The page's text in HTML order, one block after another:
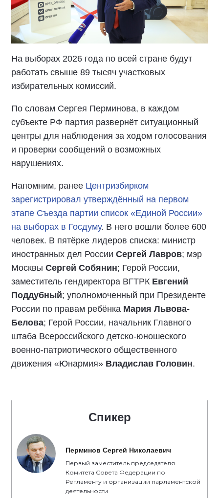
На выборах 2026 года по всей стране будут
работать свыше 89 тысяч участковых
избирательных комиссий.
По словам Сергея Перминова, в каждом
субъекте РФ партия развернёт ситуационный
центры для наблюдения за ходом голосования
и проверки сообщений о возможных
нарушениях.
Напомним, ранее Центризбирком
зарегистрировал утверждённый на первом
этапе Съезда партии список «Единой России»
на выборах в Госдуму. В него вошли более 600
человек. В пятёрке лидеров списка: министр
иностранных дел России Сергей Лавров; мэр
Москвы Сергей Собянин; Герой России,
заместитель гендиректора ВГТРК Евгений
Поддубный; уполномоченный при Президенте
России по правам ребёнка Мария Львова-
Белова; Герой России, начальник Главного
штаба Всероссийского детско-юношеского
военно-патриотического общественного
движения «Юнармия» Владислав Головин.
Спикер
Перминов Сергей Николаевич
Первый заместитель председателя
Комитета Совета Федерации по
Регламенту и организации парламентской
деятельности